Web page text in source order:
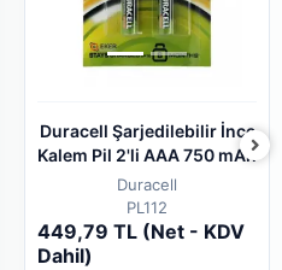
Duracell Şarjedilebilir İnce
Kalem Pil 2'li AAA 750 mAh
Duracell
PL112
449,79 TL (Net - KDV
Dahil)